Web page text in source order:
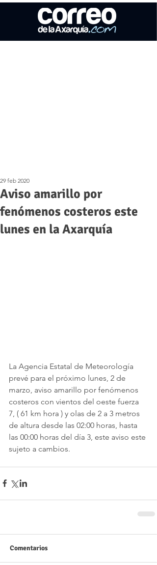
Aviso amarillo por
fenómenos costeros este
lunes en la Axarquía
29 feb 2020
La Agencia Estatal de Meteorología
prevé para el próximo lunes, 2 de
marzo, aviso amarillo por fenómenos
costeros con vientos del oeste fuerza
7, ( 61 km hora ) y olas de 2 a 3 metros
de altura desde las 02:00 horas, hasta
las 00:00 horas del día 3, este aviso este
sujeto a cambios.
Comentarios